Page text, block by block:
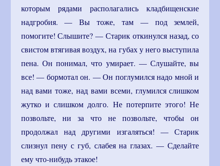
которым рядами располагались кладбищенские
надгробия. — Вы тоже, там — под землей,
помогите! Слышите? — Старик откинулся назад, со
свистом втягивая воздух, на губах у него выступила
пена. Он понимал, что умирает. — Слушайте, вы
все! — бормотал он. — Он поглумился надо мной и
над вами тоже, над вами всеми, глумился слишком
жутко и слишком долго. Не потерпите этого! Не
позвольте, ни за что не позвольте, чтобы он
продолжал над другими изгаляться! — Старик
слизнул пену с губ, слабея на глазах. — Сделайте
ему что-нибудь этакое!